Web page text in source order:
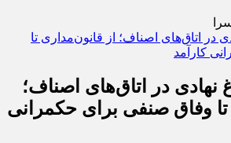
در اتاق‌های اصناف؛
تا وفاق صنفی برای حکمرانی